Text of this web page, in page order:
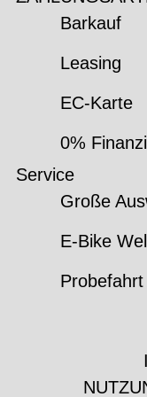
Barkauf
Leasing
EC-Karte
0%
Service
Große
E-Bike